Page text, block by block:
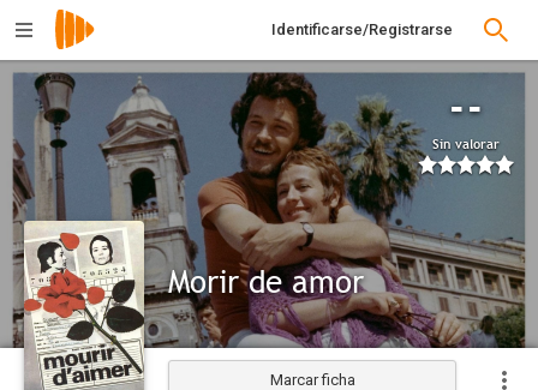
Identificarse/Registrarse
--
Sin valorar
Morir de amor
Marcar ficha